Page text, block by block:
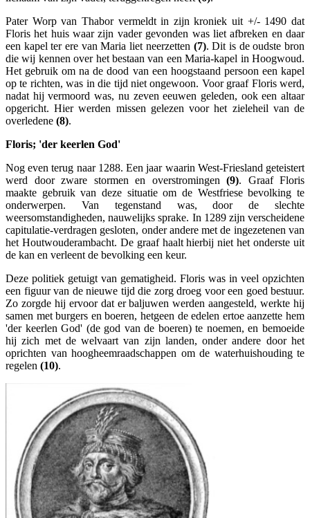
Pater Worp van Thabor vermeldt in zijn kroniek uit +/- 1490 dat
Floris het huis waar zijn vader gevonden was liet afbreken en daar
een kapel ter ere van Maria liet neerzetten (7). Dit is de oudste bron
die wij kennen over het bestaan van een Maria-kapel in Hoogwoud.
Het gebruik om na de dood van een hoogstaand persoon een kapel
op te richten, was in die tijd niet ongewoon. Voor graaf Floris werd,
nadat hij vermoord was, nu zeven eeuwen geleden, ook een altaar
opgericht. Hier werden missen gelezen voor het zieleheil van de
overledene (8).
Floris; 'der keerlen God'
Nog even terug naar 1288. Een jaar waarin West-Friesland geteistert
werd door zware stormen en overstromingen (9). Graaf Floris
maakte gebruik van deze situatie om de Westfriese bevolking te
onderwerpen. Van tegenstand was, door de slechte
weersomstandigheden, nauwelijks sprake. In 1289 zijn verscheidene
capitulatie-verdragen gesloten, onder andere met de ingezetenen van
het Houtwouderambacht. De graaf haalt hierbij niet het onderste uit
de kan en verleent de bevolking een keur.
Deze politiek getuigt van gematigheid. Floris was in veel opzichten
een figuur van de nieuwe tijd die zorg droeg voor een goed bestuur.
Zo zorgde hij ervoor dat er baljuwen werden aangesteld, werkte hij
samen met burgers en boeren, hetgeen de edelen ertoe aanzette hem
'der keerlen God' (de god van de boeren) te noemen, en bemoeide
hij zich met de welvaart van zijn landen, onder andere door het
oprichten van hoogheemraadschappen om de waterhuishouding te
regelen (10).